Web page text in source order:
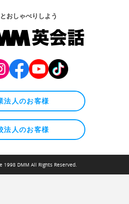
おしゃべりしよう
法人のお客様
法人のお客様
1998 DMM All Rights Reserved.